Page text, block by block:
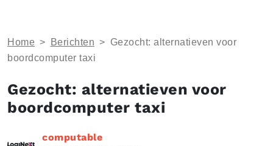
Home > Berichten > Gezocht: alternatieven voor
boordcomputer taxi
Gezocht: alternatieven voor
boordcomputer taxi
computable